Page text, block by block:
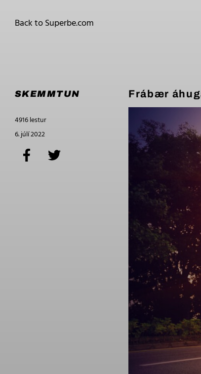
Back to Superbe.com
Frábær
SKEMMTUN
4916 lestur
6. júlí 2022